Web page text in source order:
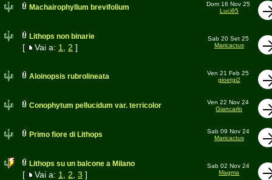
Machairophyllum brevifolium
Dom 16 Nov 25
Luci65
Lithops non binarie
[ Vai a: 1 2 ]
Sab 20 Set 25
Maricactus
Aloinopsis rubrolineata
Ven 21 Feb 25
gioetgi2
Conophytum pellucidum var. terricolor
Ven 22 Nov 24
Giancarlo
Primo fiore di Lithops
Sab 09 Nov 24
Maricactus
Lithops su un balcone a Milano
[ Vai a: 1 2 3 ]
Sab 02 Nov 24
Magma